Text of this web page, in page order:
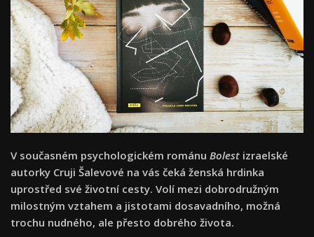
V současném psychologickém románu Bolest izraelské
autorky Cruji Šalevové na vás čeká ženská hrdinka
uprostřed své životní cesty. Volí mezi dobrodružným
milostným vztahem a jistotami dosavadního, možná
trochu nudného, ale přesto dobrého života.